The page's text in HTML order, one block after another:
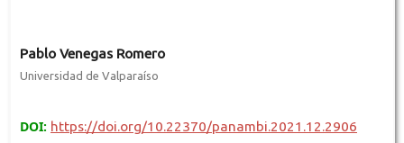
Pablo Venegas Romero
Universidad de Valparaíso
DOI: https://doi.org/10.22370/panambi.2021.12.2906